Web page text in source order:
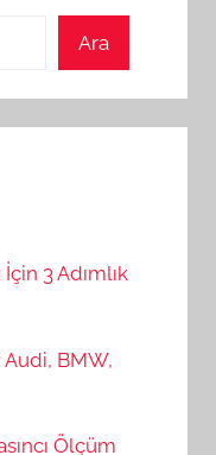
Ara
3 Adımlık
Audi, BMW,
Ölçüm